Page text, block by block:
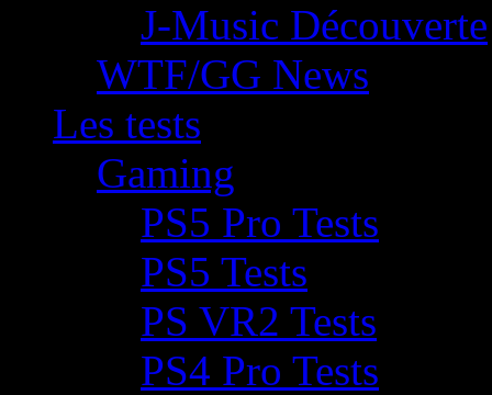
J-Music Découverte
WTF/GG News
Les tests
Gaming
PS5 Pro Tests
PS5 Tests
PS VR2 Tests
PS4 Pro Tests